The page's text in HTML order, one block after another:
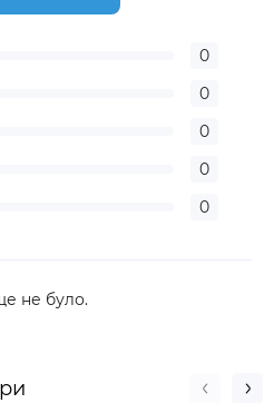
0
0
0
0
0
не було.